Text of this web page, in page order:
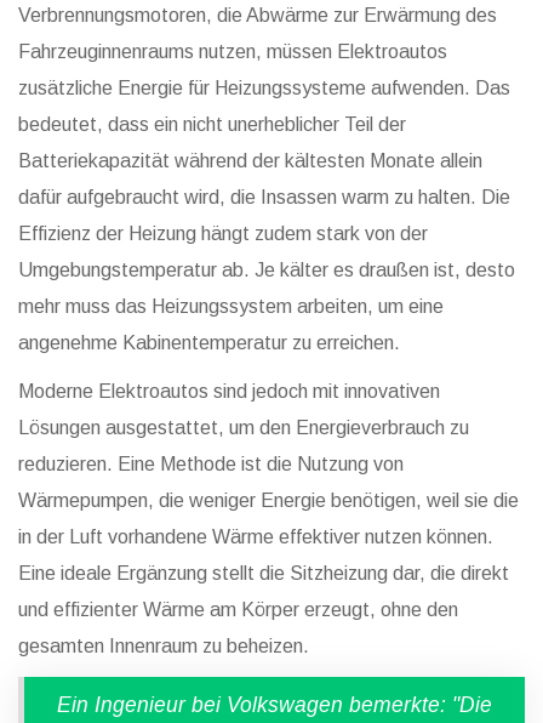
Verbrennungsmotoren, die Abwärme zur Erwärmung des
Fahrzeuginnenraums nutzen, müssen Elektroautos
zusätzliche Energie für Heizungssysteme aufwenden. Das
bedeutet, dass ein nicht unerheblicher Teil der
Batteriekapazität während der kältesten Monate allein
dafür aufgebraucht wird, die Insassen warm zu halten. Die
Effizienz der Heizung hängt zudem stark von der
Umgebungstemperatur ab. Je kälter es draußen ist, desto
mehr muss das Heizungssystem arbeiten, um eine
angenehme Kabinentemperatur zu erreichen.
Moderne Elektroautos sind jedoch mit innovativen
Lösungen ausgestattet, um den Energieverbrauch zu
reduzieren. Eine Methode ist die Nutzung von
Wärmepumpen, die weniger Energie benötigen, weil sie die
in der Luft vorhandene Wärme effektiver nutzen können.
Eine ideale Ergänzung stellt die Sitzheizung dar, die direkt
und effizienter Wärme am Körper erzeugt, ohne den
gesamten Innenraum zu beheizen.
Ein Ingenieur bei Volkswagen bemerkte: "Die